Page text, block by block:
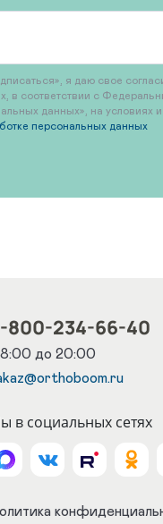
я даю свое
в соответствии с
данных», на условиях и
персональных данных
800-234-66-40
до 20:00
в социальных сетях